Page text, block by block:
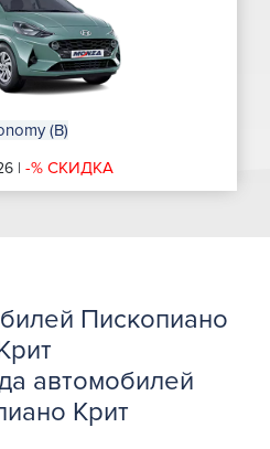
(B)
| -% СКИДКА
Пископиано
автомобилей
Крит